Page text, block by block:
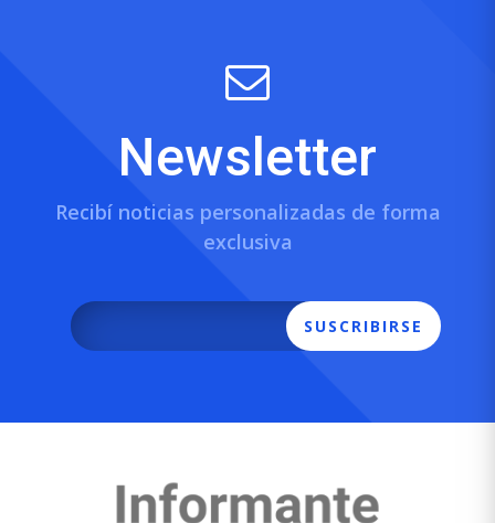
Newsletter
Recibí noticias personalizadas de forma
exclusiva
SUSCRIBIRSE